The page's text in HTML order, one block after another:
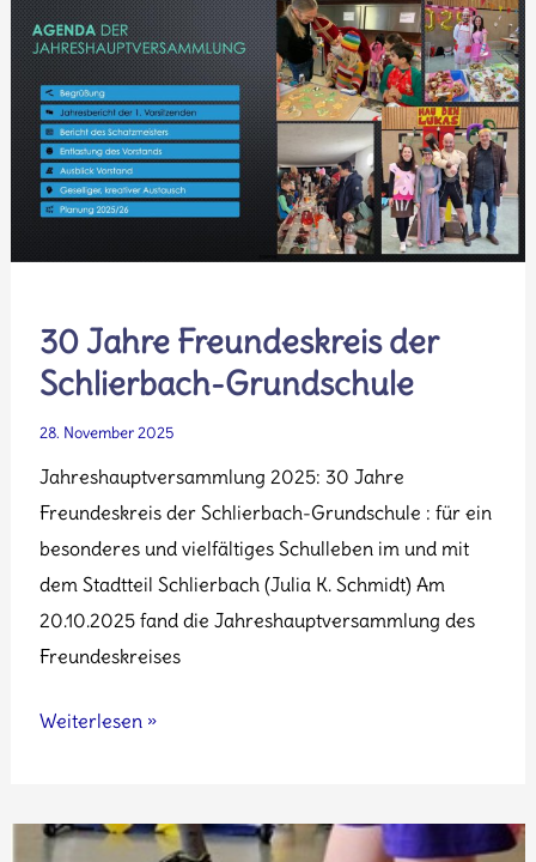
Schlierbach
begeistert
Groß
und
Klein
30 Jahre Freundeskreis der
Schlierbach-Grundschule
28. November 2025
Jahreshauptversammlung 2025: 30 Jahre
Freundeskreis der Schlierbach-Grundschule : für ein
besonderes und vielfältiges Schulleben im und mit
dem Stadtteil Schlierbach (Julia K. Schmidt) Am
20.10.2025 fand die Jahreshauptversammlung des
Freundeskreises
30
der
Weiterlesen »